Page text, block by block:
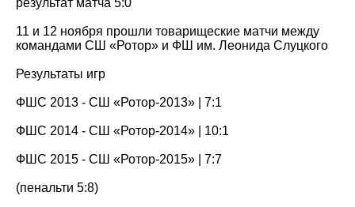
результат матча 5:0
11 и 12 ноября прошли товарищеские матчи между
командами СШ «Ротор» и ФШ им. Леонида Слуцкого
Результаты игр
ФШС 2013 - СШ «Ротор-2013» | 7:1
ФШС 2014 - СШ «Ротор-2014» | 10:1
ФШС 2015 - СШ «Ротор-2015» | 7:7
(пенальти 5:8)